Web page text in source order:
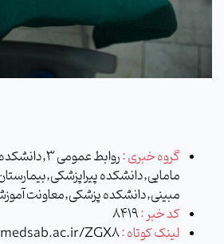
گروه خبری :
روابط عمومی
مامایی,دانشکده
مبینی,دانشکده پزشکی,معاونت
کد خبر :8419
لینک کوتاه :ZGX8